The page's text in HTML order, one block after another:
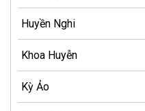
Huyền Nghi
Khoa Huyễn
Kỳ Ảo